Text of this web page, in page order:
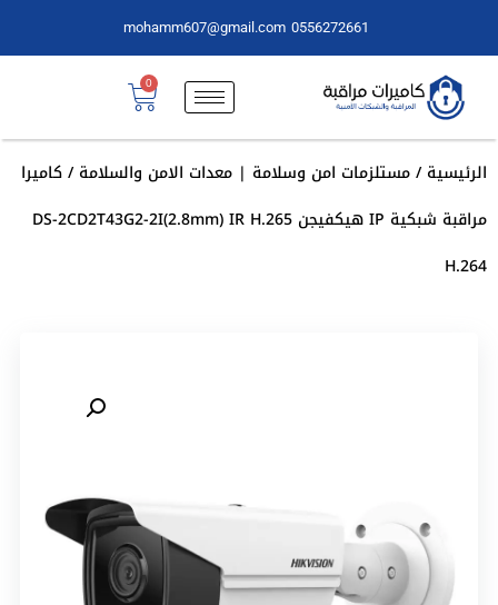
0556272661
mohamm607@gmail.com
0
الرئيسية/مستلزمات امن وسلامة | معدات الامن والسلامة/ كاميرا
مراقبة شبكية IP هيكفيجن DS-2CD2T43G2-2I(2.8mm) IR H.265
H.264